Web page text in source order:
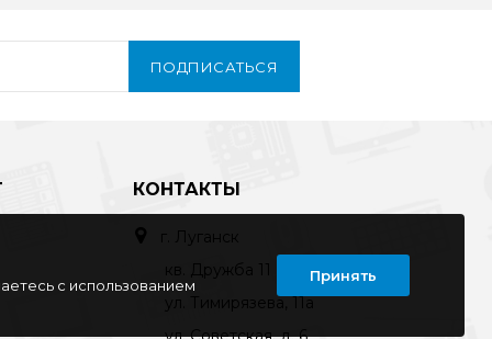
ПОДПИСАТЬСЯ
КОНТАКТЫ
г. Луганск
кв. Дружба 11
ул. Тимирязева, 11а
с использованием
Принять